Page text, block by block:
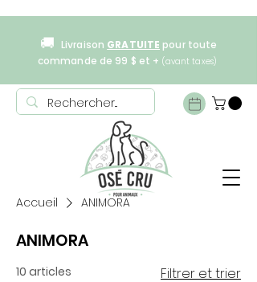
🚚 Livraison GRATUITE pour toute
commande de 99 $ et + (avant taxes)
Accueil ANIMORA
ANIMORA
10 articles Filtrer et trier